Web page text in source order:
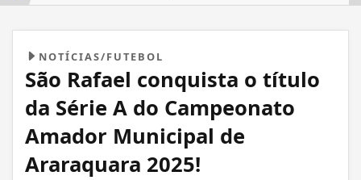
NOTÍCIAS/FUTEBOL
São Rafael conquista o título
da Série A do Campeonato
Amador Municipal de
Araraquara 2025!